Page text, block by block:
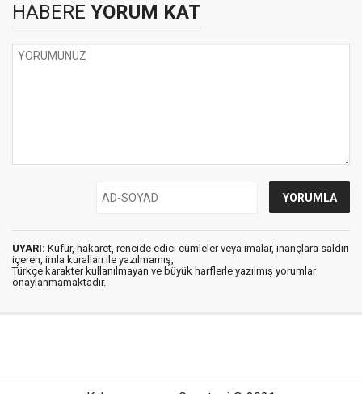
HABERE YORUM KAT
UYARI: Küfür, hakaret, rencide edici cümleler veya imalar, inançlara saldırı
içeren, imla kuralları ile yazılmamış,
Türkçe karakter kullanılmayan ve büyük harflerle yazılmış yorumlar
onaylanmamaktadır.